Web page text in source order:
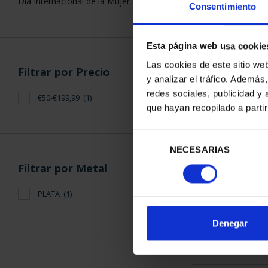
Consentimiento
Esta página web usa
Las cookies de este sitio
y analizar el tráfico.
redes sociales, publicidad y
que hayan recopilado a
consentimiento
NECESARIAS
Denegar
Filtrar por Precio
€50-€199,99 (1)
Filtrar por Metal
PLATA (1)
EMILIA
(2021)
ORDENAR POR: